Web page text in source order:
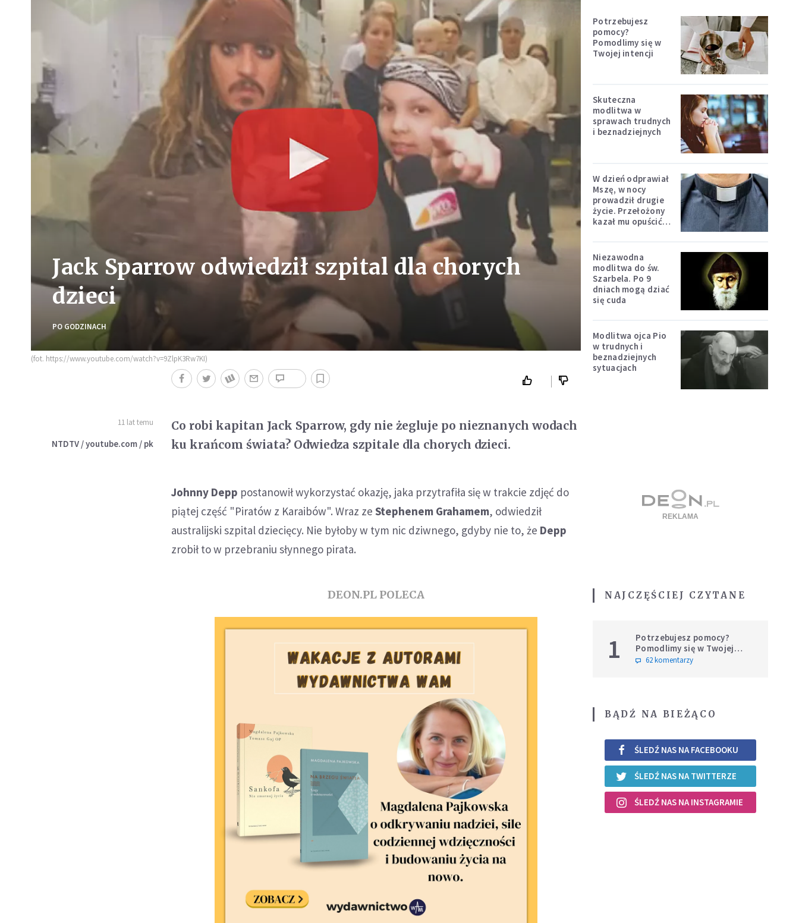
Jack Sparrow odwiedził szpital dla chorych
dzieci
PO GODZINACH
(fot. https://www.youtube.com/watch?v=9ZlpK3Rw7KI)
11 lat temu
NTDTV / youtube.com / pk
Co robi kapitan Jack Sparrow, gdy nie żegluje po nieznanych wodach
ku krańcom świata? Odwiedza szpitale dla chorych dzieci.
Johnny Depp postanowił wykorzystać okazję, jaka przytrafiła się w trakcie zdjęć do
piątej część "Piratów z Karaibów". Wraz zeStephenem Grahamem, odwiedził
australijski szpital dziecięcy. Nie byłoby w tym nic dziwnego, gdyby nie to, że Depp
zrobił to w przebraniu słynnego pirata.
DEON.PL POLECA
Potrzebujesz
pomocy?
Pomodlimy się w
Twojej intencji
Skuteczna
modlitwa w
sprawach trudnych
i beznadziejnych
W dzień odprawiał
Mszę, w nocy
prowadził drugie
życie. Przełożony
kazał mu opuścić
Niezawodna
modlitwa do św.
Szarbela. Po 9
dniach mogą dziać
się cuda
Modlitwa ojca Pio
w trudnych i
beznadziejnych
sytuacjach
NAJCZĘŚCIEJ CZYTANE
1
Potrzebujesz pomocy?
Pomodlimy się w Twojej
intencji
62 komentarzy
BĄDŹ NA BIEŻĄCO
ŚLEDŹ NAS NA FACEBOOKU
ŚLEDŹ NAS NA TWITTERZE
ŚLEDŹ NAS NA INSTAGRAMIE